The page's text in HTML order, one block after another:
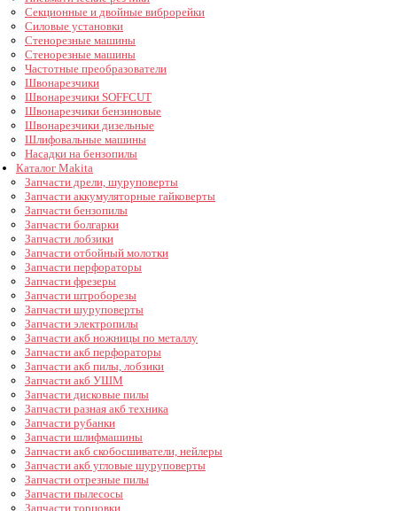
Секционные и двойные виброрейки
Силовые установки
Стенорезные машины
Стенорезные машины
Частотные преобразователи
Швонарезчики
Швонарезчики SOFFCUT
Швонарезчики бензиновые
Швонарезчики дизельные
Шлифовальные машины
Насадки на бензопилы
Каталог Makita
Запчасти дрели, шуруповерты
Запчасти аккумуляторные гайковерты
Запчасти бензопилы
Запчасти болгарки
Запчасти лобзики
Запчасти отбойный молотки
Запчасти перфораторы
Запчасти фрезеры
Запчасти штроборезы
Запчасти шуруповерты
Запчасти электропилы
Запчасти акб ножницы по металлу
Запчасти акб перфораторы
Запчасти акб пилы, лобзики
Запчасти акб УШМ
Запчасти дисковые пилы
Запчасти разная акб техника
Запчасти рубанки
Запчасти шлифмашины
Запчасти акб скобосшиватели, нейлеры
Запчасти акб угловые шуруповерты
Запчасти отрезные пилы
Запчасти пылесосы
Запчасти торцовки